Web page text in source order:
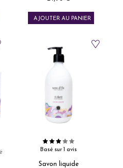
Prix
AJOUTER AU PANIER
Basé sur 1 avis
Savon liquide